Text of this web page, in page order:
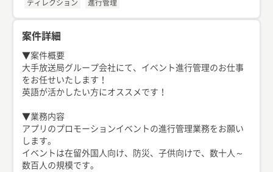
ディレクション 進行管理
案件詳細
▼案件概要
大手放送局グループ会社にて、イベント進行管理のお仕事
をお任せいたします！
英語が活かしたい方にオススメです！
▼業務内容
アプリのプロモーションイベントの進行管理業務をお願い
します。
イベントは在留外国人向け、防災、子供向けで、数十人～
数百人の規模です。